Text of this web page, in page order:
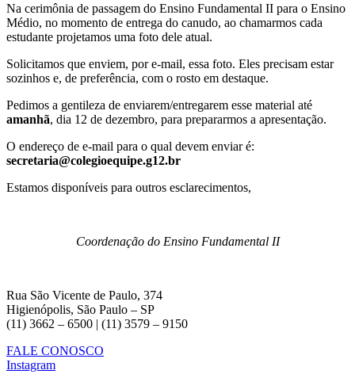
Na cerimônia de passagem do Ensino Fundamental II para o Ensino
Médio, no momento de entrega do canudo, ao chamarmos cada
estudante projetamos uma foto dele atual.
Solicitamos que enviem, por e-mail, essa foto. Eles precisam estar
sozinhos e, de preferência, com o rosto em destaque.
Pedimos a gentileza de enviarem/entregarem esse material até
amanhã, dia 12 de dezembro, para prepararmos a apresentação.
O endereço de e-mail para o qual devem enviar é:
secretaria@colegioequipe.g12.br
Estamos disponíveis para outros esclarecimentos,
Coordenação do Ensino Fundamental II
Rua São Vicente de Paulo, 374
Higienópolis, São Paulo – SP
(11) 3662 – 6500 | (11) 3579 – 9150
FALE CONOSCO
Instagram